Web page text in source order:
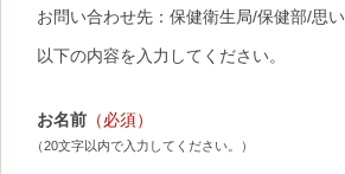
お問い合わせ先：保健衛生局/保健部/思
以下の内容を入力してください。
お名前 （必須）
（20文字以内で入力してください。）